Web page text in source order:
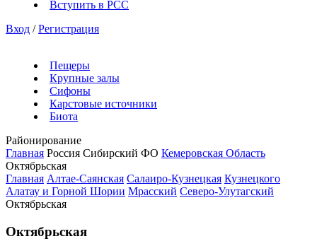
Вступить в РСС
Вход / Регистрация
Пещеры
Крупные залы
Сифоны
Карстовые источники
Биота
Районирование
Главная Россия Сибирский ФО Кемеровская Область
Октябрьская
Главная Алтае-Саянская Салаиро-Кузнецкая Кузнецкого
Алатау и Горной Шории Мрасский Северо-Улутагский
Октябрьская
Октябрьская